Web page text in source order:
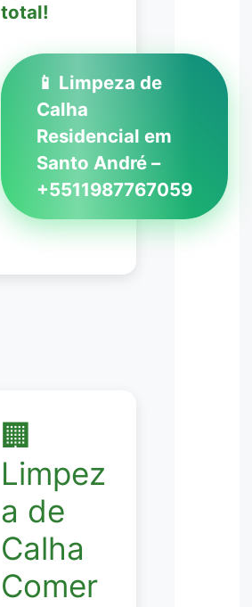
total!
📱 Limpeza de
Calha
Residencial em
Santo André –
+5511987767059
🏢
Limpez
a de
Calha
Comer